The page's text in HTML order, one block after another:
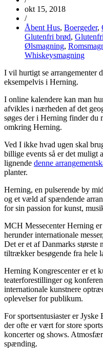
okt 15, 2018
/
Åbent Hus, Boergeder,
Glutenfri brød,
Ølsmagning,
Whiskeysmagning
I vil hurtigt se arrangementer
eksempelvis i Herning.
I online kalendere kan man
afvikles i nærheden af det
søges der i Herning finder du
omkring Herning.
Ved I ikke hvad ugen skal
billige events så er det muligt
lignende denne
planter.
Herning, en pulserende by
og et væld af spændende
for sin passion for kunst,
MCH Messecenter Herning
herunder internationale
Det er et af Danmarks største
tiltrækker besøgende fra hele
Herning Kongrescenter er et
teaterforestillinger og
internationale kunstnere
oplevelser for publikum.
For sportsentusiaster er
der ofte er vært for store
koncerter og shows.
spænding.